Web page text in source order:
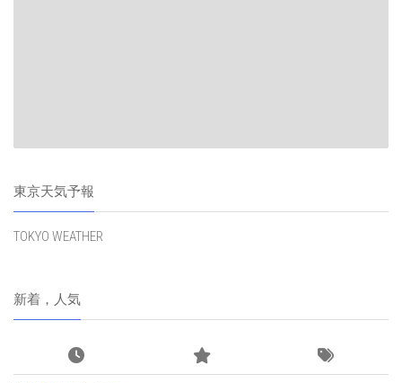
東京天気予報
TOKYO WEATHER
新着，人気